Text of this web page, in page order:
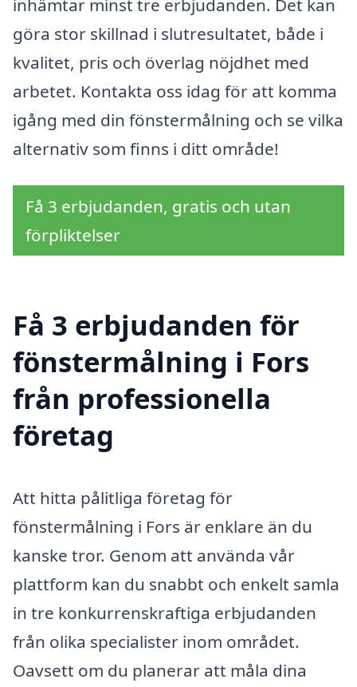
inhämtar minst tre erbjudanden. Det kan
göra stor skillnad i slutresultatet, både i
kvalitet, pris och överlag nöjdhet med
arbetet. Kontakta oss idag för att komma
igång med din fönstermålning och se vilka
alternativ som finns i ditt område!
Få 3 erbjudanden, gratis och utan
förpliktelser
Få 3 erbjudanden för
fönstermålning i Fors
från professionella
företag
Att hitta pålitliga företag för
fönstermålning i Fors är enklare än du
kanske tror. Genom att använda vår
plattform kan du snabbt och enkelt samla
in tre konkurrenskraftiga erbjudanden
från olika specialister inom området.
Oavsett om du planerar att måla dina